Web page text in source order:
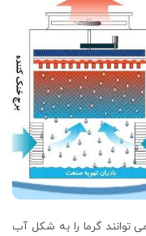
توانند گرما را به شکل آب